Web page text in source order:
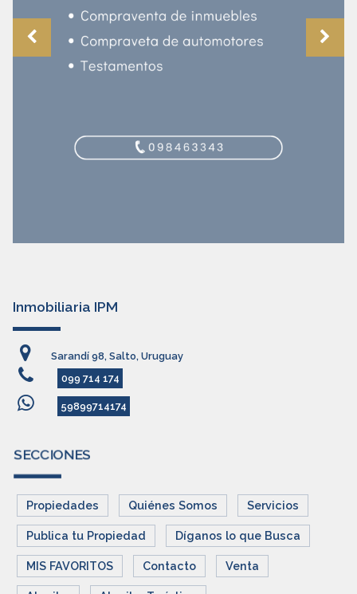
Inmobiliaria IPM
Sarandí 98, Salto, Uruguay
099 714 174
59899714174
SECCIONES
Propiedades Quiénes Somos Servicios
Publica tu Propiedad Díganos lo que Busca
MIS FAVORITOS Contacto Venta